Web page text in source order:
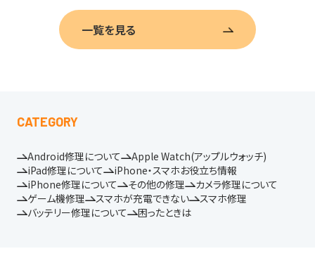
一覧を見る
CATEGORY
Android修理について
Apple Watch(アップルウォッチ)
iPad修理について
iPhone・スマホお役立ち情報
iPhone修理について
その他の修理
カメラ修理について
ゲーム機修理
スマホが充電できない
スマホ修理
バッテリー修理について
困ったときは